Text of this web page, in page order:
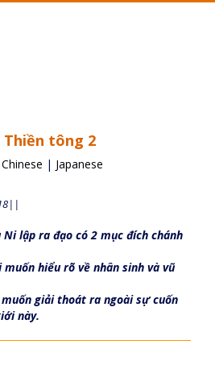
Thiền tông 2
Chinese | Japanese
lập ra đạo có 2 mục đích chánh
hiểu rõ về nhân sinh và vũ
giải thoát ra ngoài sự cuốn
này.